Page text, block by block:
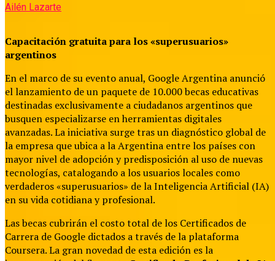
Ailén Lazarte
Capacitación gratuita para los «superusuarios»
argentinos
En el marco de su evento anual, Google Argentina anunció
el lanzamiento de un paquete de 10.000 becas educativas
destinadas exclusivamente a ciudadanos argentinos que
busquen especializarse en herramientas digitales
avanzadas.La iniciativa surge tras un diagnóstico global de
la empresa que ubica a la Argentina entre los países con
mayor nivel de adopción y predisposición al uso de nuevas
tecnologías, catalogando a los usuarios locales como
verdaderos «superusuarios» de la Inteligencia Artificial (IA)
en su vida cotidiana y profesional.
Las becas cubrirán el costo total de los Certificados de
Carrera de Google dictados a través de la plataforma
Coursera. La gran novedad de esta edición es la